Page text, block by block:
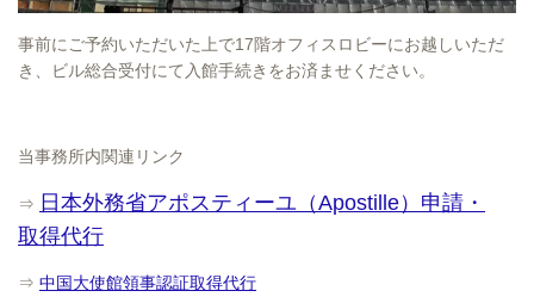
事前にご予約いただいた上で17階オフィスロビーにお越しいただ
き、ビル総合受付にて入館手続きをお済ませください。
当事務所内関連リンク
⇒ 日本外務省アポスティーユ（Apostille）申請・
取得代行
⇒ 中国大使館領事認証取得代行